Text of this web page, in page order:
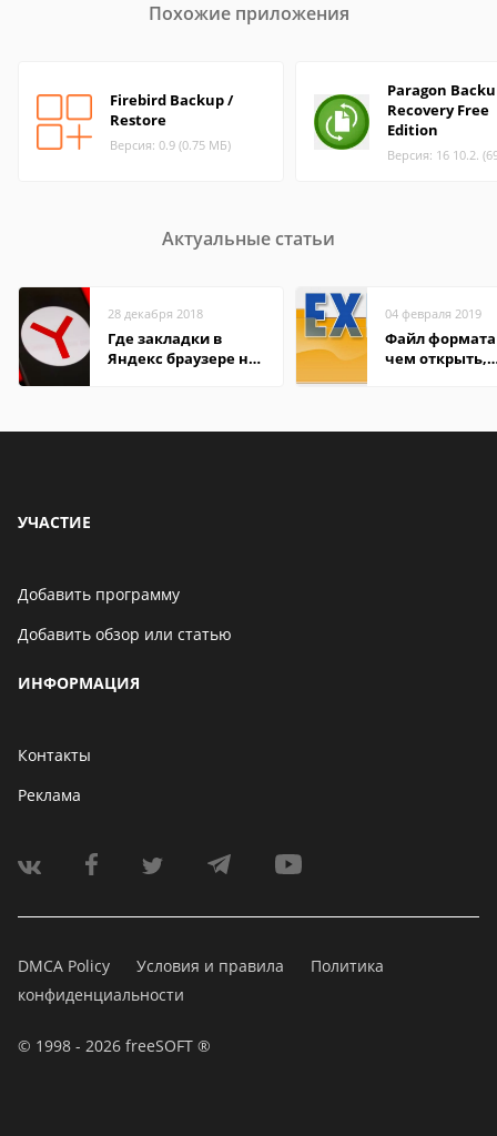
Похожие приложения
Firebird Backup /
Restore
Версия: 0.9 (0.75 МБ)
Paragon
Recovery Free
Edition
Версия: 16 10.2.
Актуальные статьи
28 декабря 2018
Где закладки в
Яндекс браузере на
04 февраля 2019
Файл
чем открыть,
УЧАСТИЕ
Добавить программу
Добавить обзор или статью
ИНФОРМАЦИЯ
Контакты
Реклама
DMCA Policy Условия и правила
Политика
конфиденциальности
© 1998 - 2026 freeSOFT ®